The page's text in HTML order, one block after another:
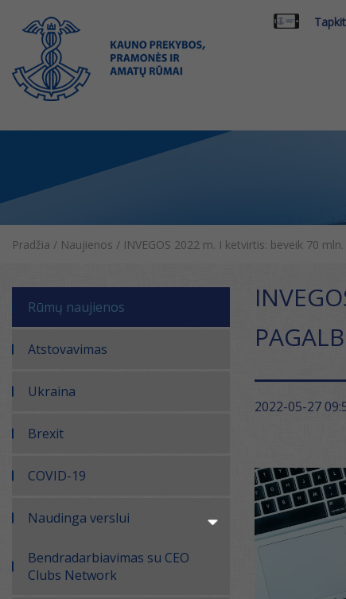
Pradžia / Naujienos / INVEGOS 2022 m. I ketvirtis: beveik 70
Rūmų naujienos
Atstovavimas
Ukraina
Brexit
COVID-19
Naudinga verslui
Bendradarbiavimas su CEO
Clubs Network
2022-05-27